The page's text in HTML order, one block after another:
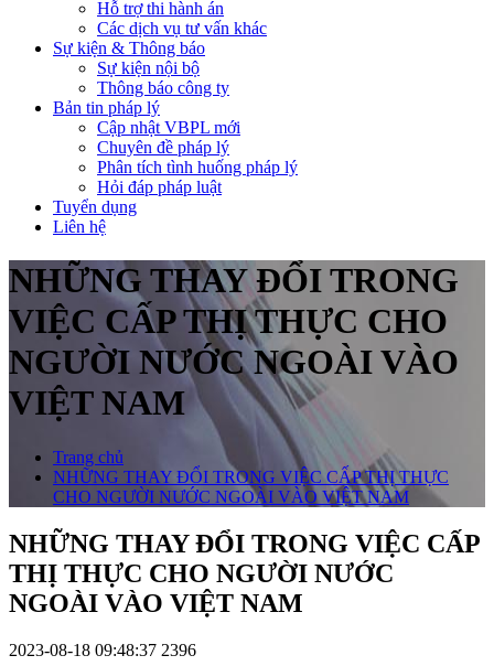
Hỗ trợ thi hành án
Các dịch vụ tư vấn khác
Sự kiện & Thông báo
Sự kiện nội bộ
Thông báo công ty
Bản tin pháp lý
Cập nhật VBPL mới
Chuyên đề pháp lý
Phân tích tình huống pháp lý
Hỏi đáp pháp luật
Tuyển dụng
Liên hệ
NHỮNG THAY ĐỔI TRONG
VIỆC CẤP THỊ THỰC CHO
NGƯỜI NƯỚC NGOÀI VÀO
VIỆT NAM
Trang chủ
NHỮNG THAY ĐỔI TRONG VIỆC CẤP THỊ THỰC
CHO NGƯỜI NƯỚC NGOÀI VÀO VIỆT NAM
NHỮNG THAY ĐỔI TRONG VIỆC CẤP
THỊ THỰC CHO NGƯỜI NƯỚC
NGOÀI VÀO VIỆT NAM
2023-08-18 09:48:37 2396